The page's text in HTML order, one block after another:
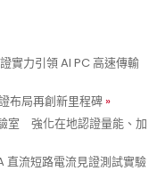
實力引領 AI PC 高速傳輸
布局再創新里程碑
室 強化在地認證量能、加
流短路電流見證測試實驗